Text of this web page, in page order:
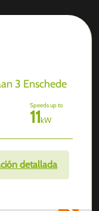
3 Enschede
Speeds up to
11kW
detallada